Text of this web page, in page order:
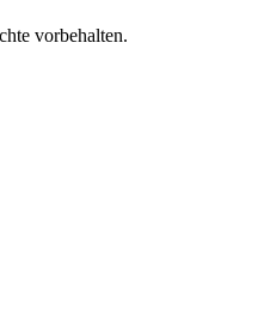
vorbehalten.